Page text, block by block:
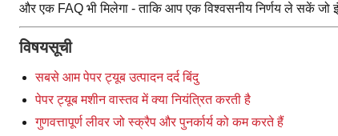
और एक FAQ भी मिलेगा - ताकि आप एक विश्वसनीय निर्णय ले सकें जो
विषयसूची
सबसे आम पेपर ट्यूब उत्पादन दर्द बिंदु
पेपर ट्यूब मशीन वास्तव में क्या नियंत्रित करती है
गुणवत्तापूर्ण लीवर जो स्क्रैप और पुनर्कार्य को कम करते हैं